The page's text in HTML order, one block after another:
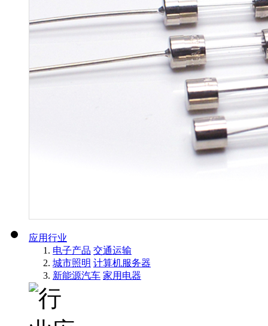
应用行业
电子产品 交通运输
城市照明 计算机服务器
新能源汽车 家用电器